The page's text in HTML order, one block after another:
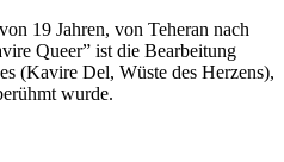
19 Jahren, von Teheran nach
Queer” ist die Bearbeitung
(Kavire Del, Wüste des Herzens),
wurde.